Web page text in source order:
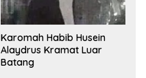
Karomah Habib Husein
Alaydrus Kramat Luar
Batang